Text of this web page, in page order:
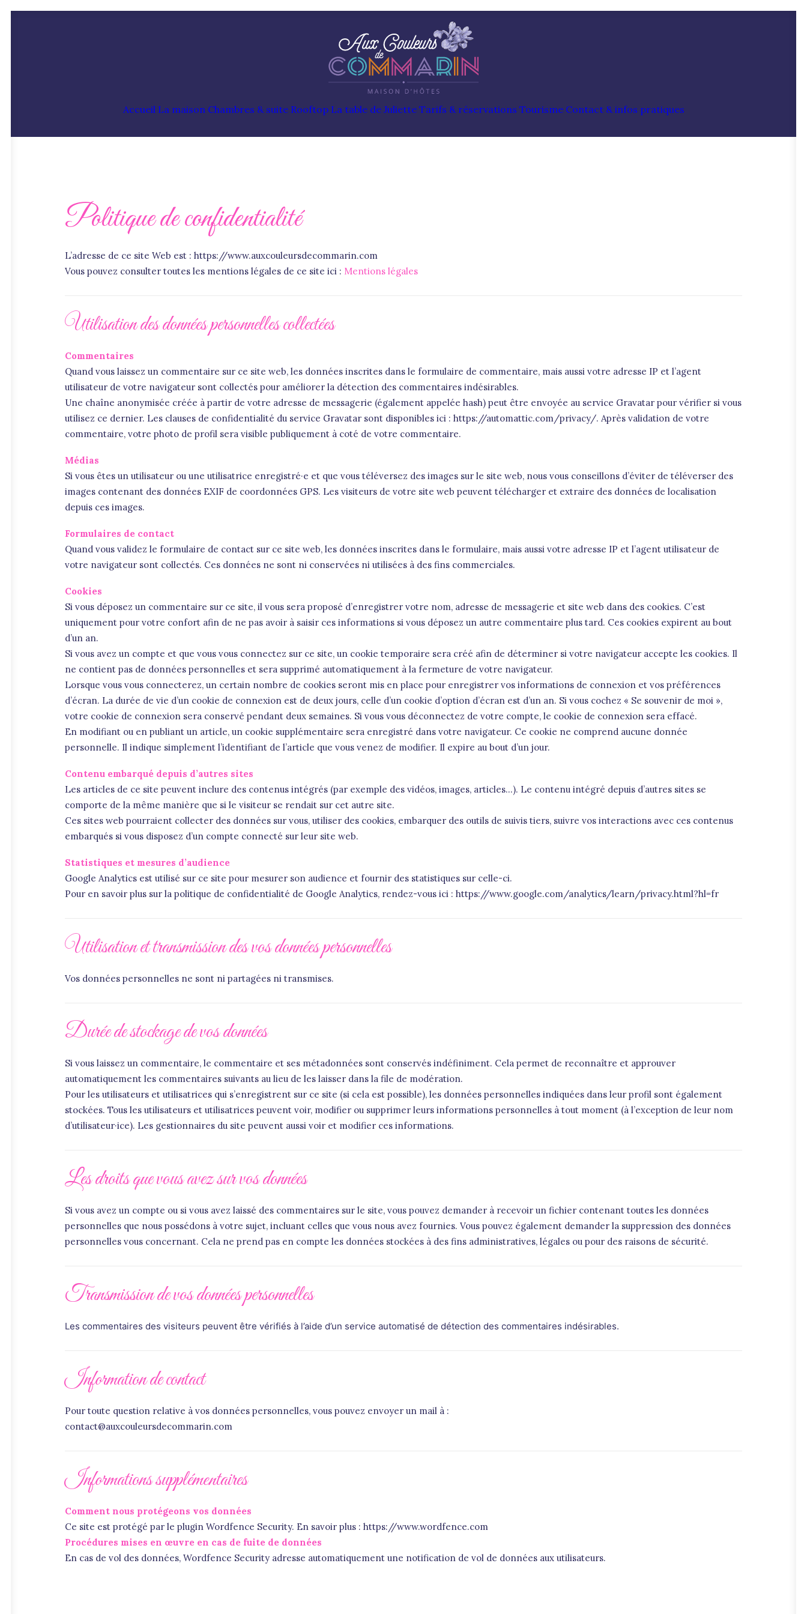
Accueil La maison Chambres & suite Rooftop La table de Juliette Tarifs & réservations Tourisme Contact & infos pratiques
Politique de confidentialité
L’adresse de ce site Web est : https://www.auxcouleursdecommarin.com
Vous pouvez consulter toutes les mentions légales de ce site ici : Mentions légales
Utilisation des données personnelles collectées
Commentaires
Quand vous laissez un commentaire sur ce site web, les données inscrites dans le formulaire de commentaire, mais aussi votre adresse IP et l’agent
utilisateur de votre navigateur sont collectés pour améliorer la détection des commentaires indésirables.
Une chaîne anonymisée créée à partir de votre adresse de messagerie (également appelée hash) peut être envoyée au service Gravatar pour vérifier si vous
utilisez ce dernier. Les clauses de confidentialité du service Gravatar sont disponibles ici : https://automattic.com/privacy/. Après validation de votre
commentaire, votre photo de profil sera visible publiquement à coté de votre commentaire.
Médias
Si vous êtes un utilisateur ou une utilisatrice enregistré·e et que vous téléversez des images sur le site web, nous vous conseillons d’éviter de téléverser des
images contenant des données EXIF de coordonnées GPS. Les visiteurs de votre site web peuvent télécharger et extraire des données de localisation
depuis ces images.
Formulaires de contact
Quand vous validez le formulaire de contact sur ce site web, les données inscrites dans le formulaire, mais aussi votre adresse IP et l’agent utilisateur de
votre navigateur sont collectés. Ces données ne sont ni conservées ni utilisées à des fins commerciales.
Cookies
Si vous déposez un commentaire sur ce site, il vous sera proposé d’enregistrer votre nom, adresse de messagerie et site web dans des cookies. C’est
uniquement pour votre confort afin de ne pas avoir à saisir ces informations si vous déposez un autre commentaire plus tard. Ces cookies expirent au bout
d’un an.
Si vous avez un compte et que vous vous connectez sur ce site, un cookie temporaire sera créé afin de déterminer si votre navigateur accepte les cookies. Il
ne contient pas de données personnelles et sera supprimé automatiquement à la fermeture de votre navigateur.
Lorsque vous vous connecterez, un certain nombre de cookies seront mis en place pour enregistrer vos informations de connexion et vos préférences
d’écran. La durée de vie d’un cookie de connexion est de deux jours, celle d’un cookie d’option d’écran est d’un an. Si vous cochez « Se souvenir de moi »,
votre cookie de connexion sera conservé pendant deux semaines. Si vous vous déconnectez de votre compte, le cookie de connexion sera effacé.
En modifiant ou en publiant un article, un cookie supplémentaire sera enregistré dans votre navigateur. Ce cookie ne comprend aucune donnée
personnelle. Il indique simplement l’identifiant de l’article que vous venez de modifier. Il expire au bout d’un jour.
Contenu embarqué depuis d’autres sites
Les articles de ce site peuvent inclure des contenus intégrés (par exemple des vidéos, images, articles…). Le contenu intégré depuis d’autres sites se
comporte de la même manière que si le visiteur se rendait sur cet autre site.
Ces sites web pourraient collecter des données sur vous, utiliser des cookies, embarquer des outils de suivis tiers, suivre vos interactions avec ces contenus
embarqués si vous disposez d’un compte connecté sur leur site web.
Statistiques et mesures d’audience
Google Analytics est utilisé sur ce site pour mesurer son audience et fournir des statistiques sur celle-ci.
Pour en savoir plus sur la politique de confidentialité de Google Analytics, rendez-vous ici : https://www.google.com/analytics/learn/privacy.html?hl=fr
Utilisation et transmission des vos données personnelles
Vos données personnelles ne sont ni partagées ni transmises.
Durée de stockage de vos données
Si vous laissez un commentaire, le commentaire et ses métadonnées sont conservés indéfiniment. Cela permet de reconnaître et approuver
automatiquement les commentaires suivants au lieu de les laisser dans la file de modération.
Pour les utilisateurs et utilisatrices qui s’enregistrent sur ce site (si cela est possible), les données personnelles indiquées dans leur profil sont également
stockées. Tous les utilisateurs et utilisatrices peuvent voir, modifier ou supprimer leurs informations personnelles à tout moment (à l’exception de leur nom
d’utilisateur·ice). Les gestionnaires du site peuvent aussi voir et modifier ces informations.
Les droits que vous avez sur vos données
Si vous avez un compte ou si vous avez laissé des commentaires sur le site, vous pouvez demander à recevoir un fichier contenant toutes les données
personnelles que nous possédons à votre sujet, incluant celles que vous nous avez fournies. Vous pouvez également demander la suppression des données
personnelles vous concernant. Cela ne prend pas en compte les données stockées à des fins administratives, légales ou pour des raisons de sécurité.
Transmission de vos données personnelles
Les commentaires des visiteurs peuvent être vérifiés à l’aide d’un service automatisé de détection des commentaires indésirables.
Information de contact
Pour toute question relative à vos données personnelles, vous pouvez envoyer un mail à :
contact@auxcouleursdecommarin.com
Informations supplémentaires
Comment nous protégeons vos données
Ce site est protégé par le plugin Wordfence Security. En savoir plus : https://www.wordfence.com
Procédures mises en œuvre en cas de fuite de données
En cas de vol des données, Wordfence Security adresse automatiquement une notification de vol de données aux utilisateurs.